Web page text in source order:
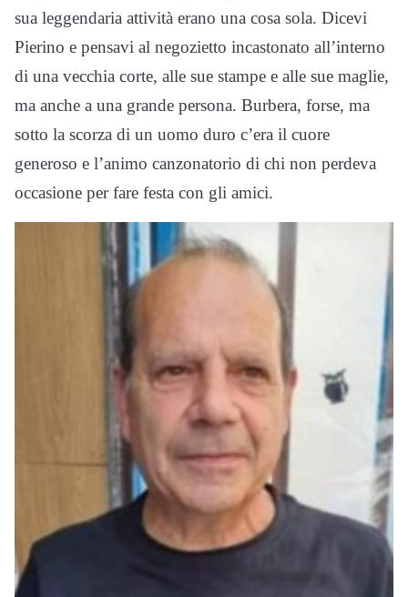
sua leggendaria attività erano una cosa sola. Dicevi
Pierino e pensavi al negozietto incastonato all’interno
di una vecchia corte, alle sue stampe e alle sue maglie,
ma anche a una grande persona. Burbera, forse, ma
sotto la scorza di un uomo duro c’era il cuore
generoso e l’animo canzonatorio di chi non perdeva
occasione per fare festa con gli amici.